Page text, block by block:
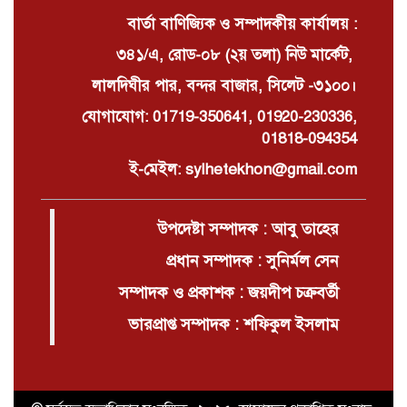
বার্তা বাণিজ্যিক ও সম্পাদকীয় কার্যালয় :
৩৪১/এ, রোড-০৮ (২য় তলা) নিউ মার্কেট,
লালদিঘীর পার, বন্দর বাজার, সিলেট -৩১০০।
যোগাযোগ: 01719-350641, 01920-230336,
01818-094354
ই-মেইল: sylhetekhon@gmail.com
উপদেষ্টা সম্পাদক : আবু তাহের
প্রধান সম্পাদক : সুনির্মল সেন
সম্পাদক ও প্রকাশক : জয়দীপ চক্রবর্তী
ভারপ্রাপ্ত সম্পাদক : শফিকুল ইসলাম